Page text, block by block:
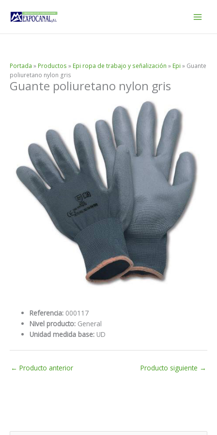
Portada » Productos » Epi ropa de trabajo y señalización » Epi » Guante
poliuretano nylon gris
Guante poliuretano nylon gris
Referencia: 000117
Nivel producto: General
Unidad medida base: UD
← Producto anterior Producto siguiente →